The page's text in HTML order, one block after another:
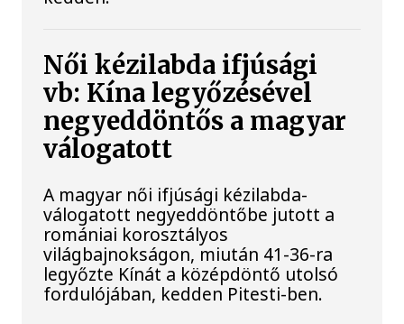
Női kézilabda ifjúsági
vb: Kína legyőzésével
negyeddöntős a magyar
válogatott
A magyar női ifjúsági kézilabda-
válogatott negyeddöntőbe jutott a
romániai korosztályos
világbajnokságon, miután 41-36-ra
legyőzte Kínát a középdöntő utolsó
fordulójában, kedden Pitesti-ben.